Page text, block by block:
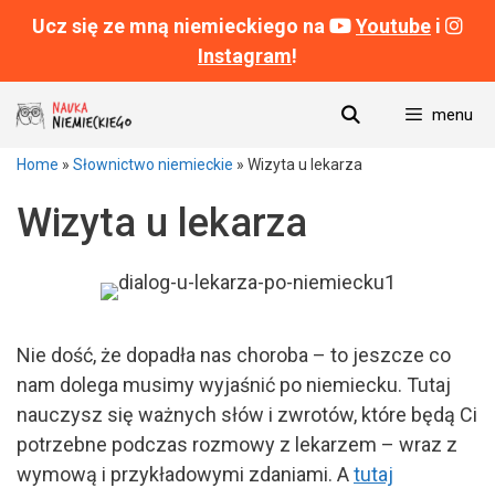
Ucz się ze mną niemieckiego na Youtube i
Instagram!
do
treści
menu
Home » Słownictwo niemieckie » Wizyta u lekarza
Wizyta u lekarza
Nie dość, że dopadła nas choroba – to jeszcze co
nam dolega musimy wyjaśnić po niemiecku. Tutaj
nauczysz się ważnych słów i zwrotów, które będą Ci
potrzebne podczas rozmowy z lekarzem – wraz z
wymową i przykładowymi zdaniami. Atutaj